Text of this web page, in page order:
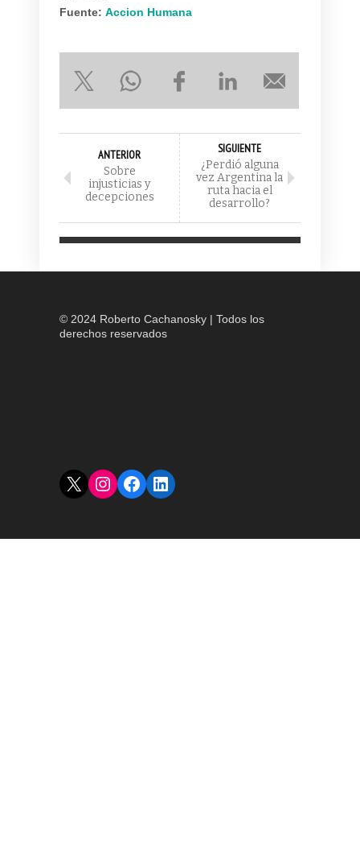
Fuente: Accion Humana
ANTERIOR
Sobre
injusticias y
decepciones
SIGUIENTE
¿Perdió alguna
vez Argentina la
ruta hacia el
desarrollo?
© 2024 Roberto Cachanosky | Todos los
derechos reservados
X Instagram
Facebook
LinkedIn